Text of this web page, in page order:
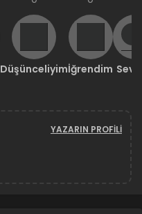
Düşünceliyimİğrendim
YAZARIN PROFILI